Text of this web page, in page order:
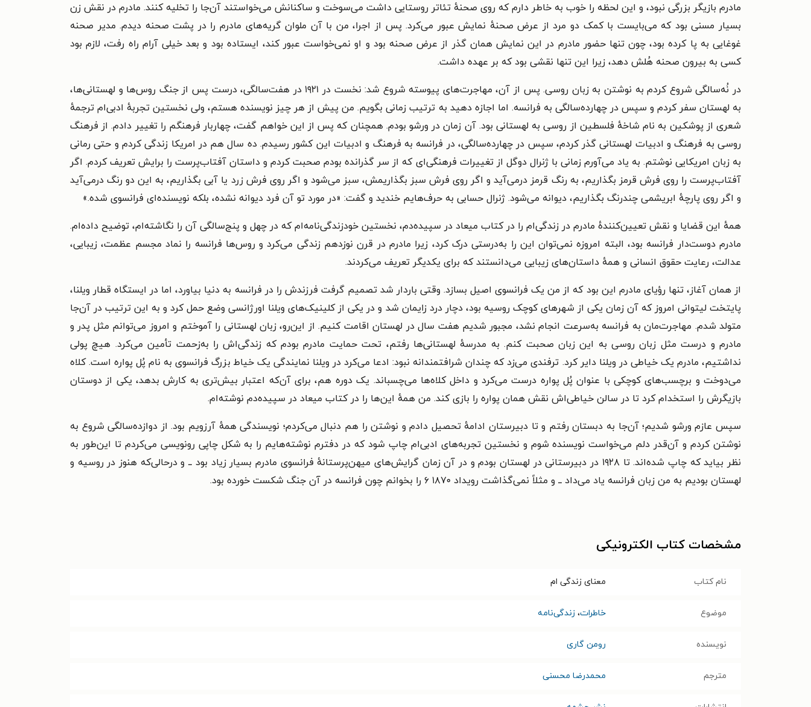
مادرم بازیگر بزرگی نبود، و این لحظه را خوب به خاطر دارم که روی صحنهٔ تئاتر روستایی داشت می‌سوخت و ساکنانش می‌خواستند آن‌جا را تخلیه کنند. مادرم در نقش زن
بسیار مسنی بود که می‌بایست با کمک دو مرد از عرض صحنهٔ نمایش عبور می‌کرد. پس از اجرا، من با آن ملوان گریه‌های مادرم را در پشت صحنه دیدم. مدیر صحنه
غوغایی به پا کرده بود، چون تنها حضور مادرم در این نمایش همان گذر از عرض صحنه بود و او نمی‌خواست عبور کند، ایستاده بود و بعد خیلی آرام راه رفت، لازم بود
کسی به بیرون صحنه هُلش دهد، زیرا این تنها نقشی بود که بر عهده داشت.
در نُه‌سالگی شروع کردم به نوشتن به زبان روسی. پس از آن، مهاجرت‌های پیوسته شروع شد: نخست در ۱۹۲۱ در هفت‌سالگی، درست پس از جنگ روس‌ها و لهستانی‌ها،
به لهستان سفر کردم و سپس در چهارده‌سالگی به فرانسه. اما اجازه دهید به ترتیب زمانی بگویم. من پیش از هر چیز نویسنده هستم، ولی نخستین تجربهٔ ادبی‌ام ترجمهٔ
شعری از پوشکین به نام شاخهٔ فلسطین از روسی به لهستانی بود. آن زمان در ورشو بودم. همچنان که پس از این خواهم گفت، چهاربار فرهنگم را تغییر دادم. از فرهنگ
روسی به فرهنگ و ادبیات لهستانی گذر کردم، سپس در چهارده‌سالگی، در فرانسه به فرهنگ و ادبیات این کشور رسیدم. ده سال هم در امریکا زندگی کردم و حتی رمانی
به زبان امریکایی نوشتم. به یاد می‌آورم زمانی با ژنرال دوگل از تغییرات فرهنگی‌ای که از سر گذرانده بودم صحبت کردم و داستان آفتاب‌پرست را برایش تعریف کردم. اگر
آفتاب‌پرست را روی فرش قرمز بگذاریم، به رنگ قرمز درمی‌آید و اگر روی فرش سبز بگذاریمش، سبز می‌شود و اگر روی فرش زرد یا آبی بگذاریم، به این دو رنگ درمی‌آید
و اگر روی پارچهٔ ابریشمی چندرنگ بگذاریم، دیوانه می‌شود. ژنرال حسابی به حرف‌هایم خندید و گفت: «در مورد تو آن فرد دیوانه نشده، بلکه نویسنده‌ای فرانسوی شده.»‌
همهٔ این قضایا و نقش تعیین‌کنندهٔ مادرم در زندگی‌ام را در کتاب میعاد در سپیده‌دم، نخستین خودزندگی‌نامه‌ام که در چهل و پنج‌سالگی آن را نگاشته‌ام، توضیح داده‌ام.
مادرم دوست‌دار فرانسه بود، البته امروزه نمی‌توان این را به‌درستی درک کرد، زیرا مادرم در قرن نوزدهم زندگی می‌کرد و روس‌ها فرانسه را نماد مجسم عظمت، زیبایی،
عدالت، رعایت حقوق انسانی و همهٔ داستان‌های زیبایی می‌دانستند که برای یکدیگر تعریف می‌کردند.
از همان آغاز، تنها رؤیای مادرم این بود که از من یک فرانسوی اصیل بسازد. وقتی باردار شد تصمیم گرفت فرزندش را در فرانسه به دنیا بیاورد، اما در ایستگاه قطار ویلنا،
پایتخت لیتوانی امروز که آن زمان یکی از شهرهای کوچک روسیه بود، دچار درد زایمان شد و در یکی از کلینیک‌های ویلنا اورژانسی وضع حمل کرد و به این ترتیب در آن‌جا
متولد شدم. مهاجرت‌مان به فرانسه به‌سرعت انجام نشد، مجبور شدیم هفت سال در لهستان اقامت کنیم. از این‌رو، زبان لهستانی را آموختم و امروز می‌توانم مثل پدر و
مادرم و درست مثل زبان روسی به این زبان صحبت کنم. به مدرسهٔ لهستانی‌ها رفتم، تحت حمایت مادرم بودم که زندگی‌اش را به‌زحمت تأمین می‌کرد. هیچ پولی
نداشتیم، مادرم یک خیاطی در ویلنا دایر کرد. ترفندی می‌زد که چندان شرافتمندانه نبود: ادعا می‌کرد در ویلنا نمایندگی یک خیاط بزرگ فرانسوی به نام پُل پواره است. کلاه
می‌دوخت و برچسب‌های کوچکی با عنوان پُل پواره درست می‌کرد و داخل کلاه‌ها می‌چسباند. یک دوره هم، برای آن‌که اعتبار بیش‌تری به کارش بدهد، یکی از دوستان
بازیگرش را استخدام کرد تا در سالن خیاطی‌اش نقش همان پواره را بازی کند. من همهٔ این‌ها را در کتاب میعاد در سپیده‌دم نوشته‌ام.
سپس عازم ورشو شدیم؛ آن‌جا به دبستان رفتم و تا دبیرستان ادامهٔ تحصیل دادم و نوشتن را هم دنبال می‌کردم؛ نویسندگی همهٔ آرزویم بود. از دوازده‌سالگی شروع به
نوشتن کردم و آن‌قدر دلم می‌خواست نویسنده شوم و نخستین تجربه‌های ادبی‌ام چاپ شود که در دفترم نوشته‌هایم را به شکل چاپی رونویسی می‌کردم تا این‌طور به
نظر بیاید که چاپ شده‌اند. تا ۱۹۲۸ در دبیرستانی در لهستان بودم و در آن زمان گرایش‌های میهن‌پرستانهٔ فرانسوی مادرم بسیار زیاد بود ــ و درحالی‌که هنوز در روسیه و
لهستان بودیم به من زبان فرانسه یاد می‌داد ــ و مثلاً نمی‌گذاشت رویداد ۱۸۷۰ ۶ را بخوانم چون فرانسه در آن جنگ شکست خورده بود.
مشخصات کتاب الکترونیکی
نام کتاب معنای زندگی ام
موضوع خاطرات، زندگی‌نامه
نویسنده رومن گاری
مترجم محمدرضا محسنی